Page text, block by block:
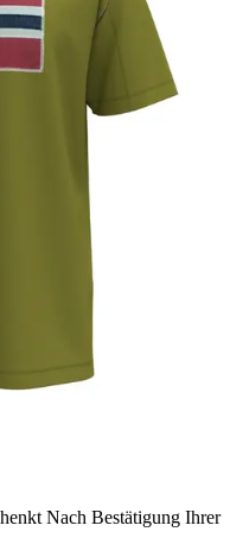
Nach Bestätigung Ihrer